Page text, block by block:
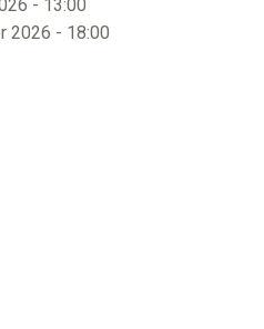
in de regio
- 13:00
2026 - 18:00